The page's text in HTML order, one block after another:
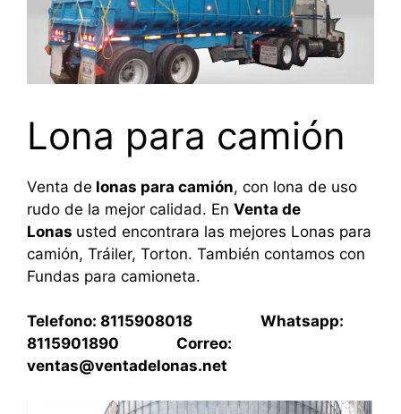
Lona para camión
Venta de lonas para camión, con lona de uso
rudo de la mejor calidad. En Venta de
Lonas usted encontrara las mejores Lonas para
camión, Tráiler, Torton. También contamos con
Fundas para camioneta.
Telefono: 8115908018 Whatsapp:
8115901890 Correo:
ventas@ventadelonas.net